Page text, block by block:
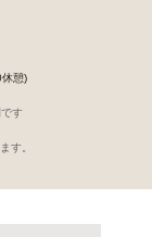
憩)
す
す。